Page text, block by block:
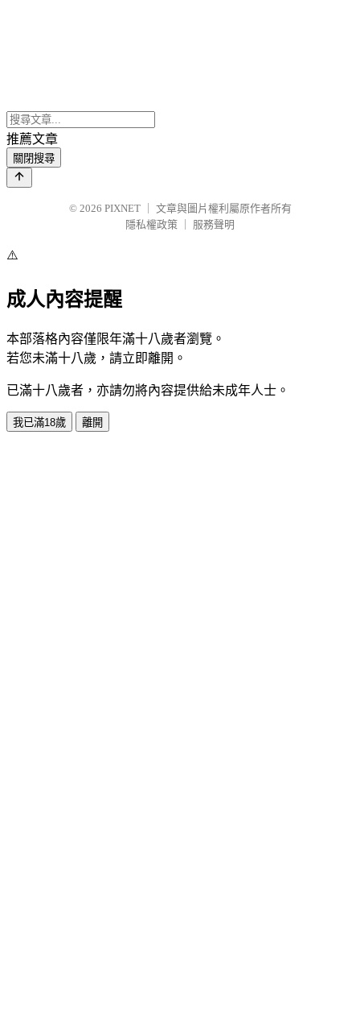
推薦文章
關閉搜尋
© 2026 PIXNET
文章與圖片權利屬原作者所有
隱私權政策
服務聲明
⚠️
成人內容提醒
本部落格內容僅限年滿十八歲者瀏覽。
若您未滿十八歲，請立即離開。
已滿十八歲者，亦請勿將內容提供給未成年人士。
我已滿18歲 離開